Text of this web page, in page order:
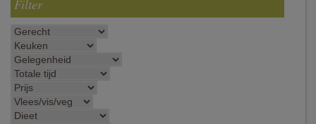
Filter